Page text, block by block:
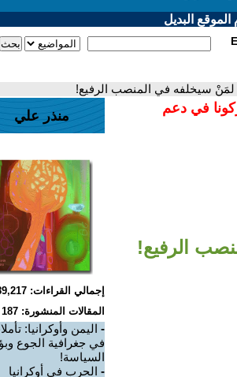
البديل
سيخلفه في المنصب الرفيع!
في دعم
الرفيع!
منذر علي
إجمالي القراءات: 1,089,217
المقالات المنشورة: 187
- اليمن وأوكرانيا:
في جغرافية الجوع
السياسة!
- الحرب في أوكرانيا